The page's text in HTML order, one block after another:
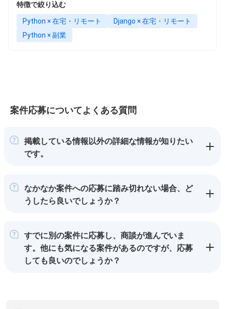
特徴で絞り込む
Python × 在宅・リモート
Django × 在宅・リモート
Python × 副業
案件応募についてよくある質問
掲載している情報以外の詳細な情報が知りたい
です。
なかなか案件への応募に踏み切れない場合、ど
うしたら良いでしょうか？
すでに別の案件に応募し、商談が進んでいま
す。他にも気になる案件があるのですが、応募
しても良いのでしょうか？